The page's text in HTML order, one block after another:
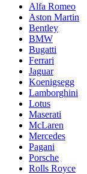
Alfa Romeo
Aston Martin
Bentley
BMW
Bugatti
Ferrari
Jaguar
Koenigsegg
Lamborghini
Lotus
Maserati
McLaren
Mercedes
Pagani
Porsche
Rolls Royce